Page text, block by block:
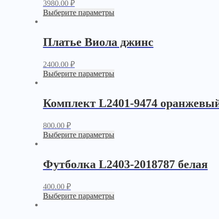
3980.00 ₽
Выберите параметры
Платье Виола джинс
2400.00 ₽
Выберите параметры
Комплект L2401-9474
800.00 ₽
Выберите параметры
Футболка L2403-2018787 белая
400.00 ₽
Выберите параметры